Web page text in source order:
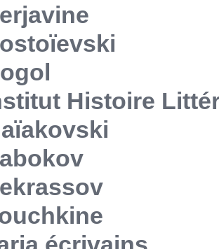
Histoire